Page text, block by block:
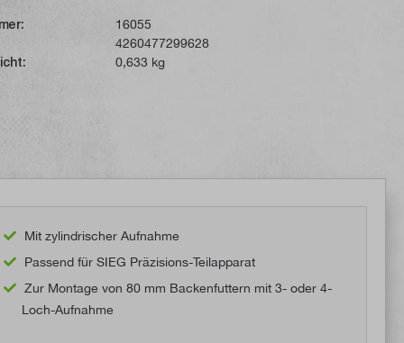
16055
4260477299628
0,633 kg
Mit zylindrischer Aufnahme
Passend für SIEG Präzisions-Teilapparat
Zur Montage von 80 mm Backenfuttern mit 3- oder 4-
Loch-Aufnahme